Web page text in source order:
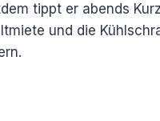
tippt er abends
und die